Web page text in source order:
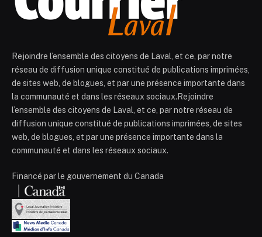
Rejoindre l’ensemble des citoyens de Laval, et ce, par notre
réseau de diffusion unique constitué de publications imprimées,
de sites web, de blogues, et par une présence importante dans
la communauté et dans les réseaux sociaux.Rejoindre
l’ensemble des citoyens de Laval, et ce, par notre réseau de
diffusion unique constitué de publications imprimées, de sites
web, de blogues, et par une présence importante dans la
communauté et dans les réseaux sociaux.
Financé par le gouvernement du Canada